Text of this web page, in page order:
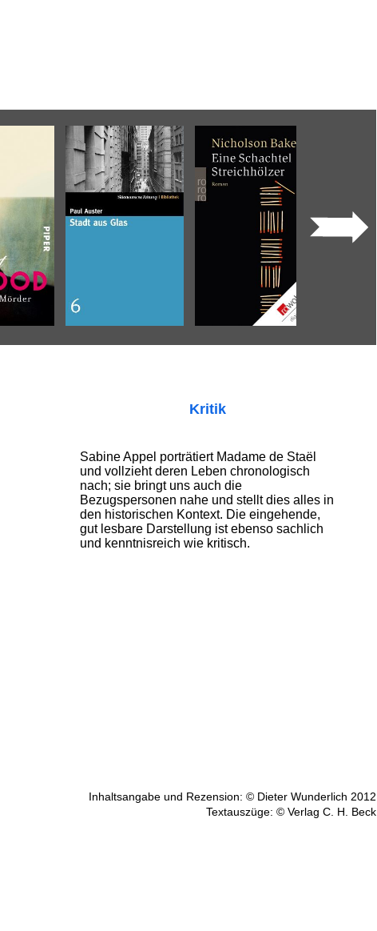
Kritik
Sabine Appel porträtiert Madame de Staël
und vollzieht deren Leben chronologisch
nach; sie bringt uns auch die
Bezugspersonen nahe und stellt dies alles in
den historischen Kontext. Die eingehende,
gut lesbare Darstellung ist ebenso sachlich
und kenntnisreich wie kritisch.
Inhaltsangabe und Rezension: © Dieter Wunderlich 2012
Textauszüge: © Verlag C. H. Beck